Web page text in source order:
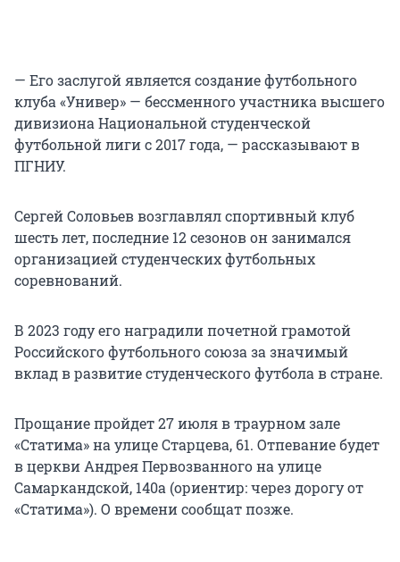
— Его заслугой является создание футбольного
клуба «Универ» — бессменного участника высшего
дивизиона Национальной студенческой
футбольной лиги с 2017 года, — рассказывают в
ПГНИУ.
Сергей Соловьев возглавлял спортивный клуб
шесть лет, последние 12 сезонов он занимался
организацией студенческих футбольных
соревнований.
В 2023 году его наградили почетной грамотой
Российского футбольного союза за значимый
вклад в развитие студенческого футбола в стране.
Прощание пройдет 27 июля в траурном зале
«Статима» на улице Старцева, 61. Отпевание будет
в церкви Андрея Первозванного на улице
Самаркандской, 140а (ориентир: через дорогу от
«Статима»). О времени сообщат позже.